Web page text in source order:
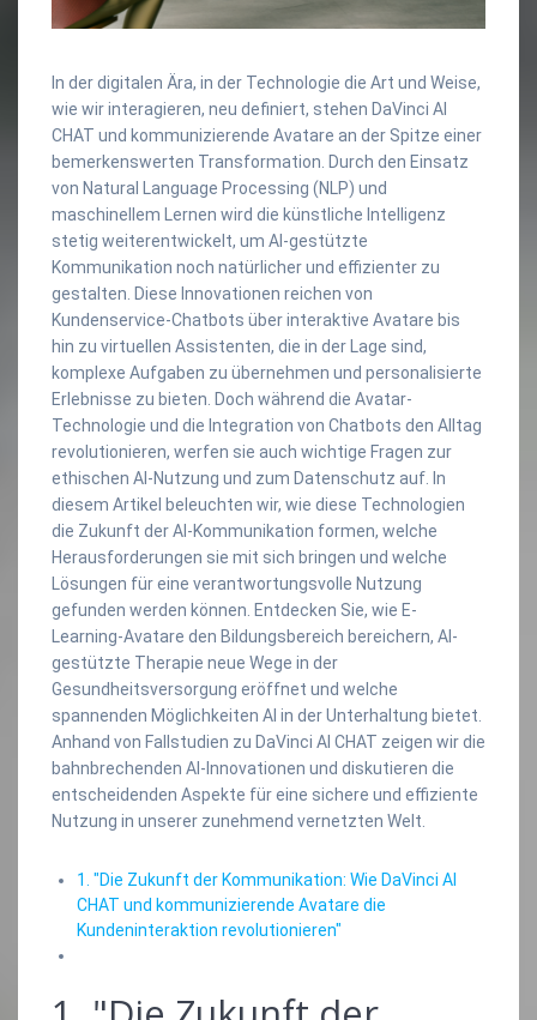
In der digitalen Ära, in der Technologie die Art und Weise,
wie wir interagieren, neu definiert, stehen DaVinci AI
CHAT und kommunizierende Avatare an der Spitze einer
bemerkenswerten Transformation. Durch den Einsatz
von Natural Language Processing (NLP) und
maschinellem Lernen wird die künstliche Intelligenz
stetig weiterentwickelt, um AI-gestützte
Kommunikation noch natürlicher und effizienter zu
gestalten. Diese Innovationen reichen von
Kundenservice-Chatbots über interaktive Avatare bis
hin zu virtuellen Assistenten, die in der Lage sind,
komplexe Aufgaben zu übernehmen und personalisierte
Erlebnisse zu bieten. Doch während die Avatar-
Technologie und die Integration von Chatbots den Alltag
revolutionieren, werfen sie auch wichtige Fragen zur
ethischen AI-Nutzung und zum Datenschutz auf. In
diesem Artikel beleuchten wir, wie diese Technologien
die Zukunft der AI-Kommunikation formen, welche
Herausforderungen sie mit sich bringen und welche
Lösungen für eine verantwortungsvolle Nutzung
gefunden werden können. Entdecken Sie, wie E-
Learning-Avatare den Bildungsbereich bereichern, AI-
gestützte Therapie neue Wege in der
Gesundheitsversorgung eröffnet und welche
spannenden Möglichkeiten AI in der Unterhaltung bietet.
Anhand von Fallstudien zu DaVinci AI CHAT zeigen wir die
bahnbrechenden AI-Innovationen und diskutieren die
entscheidenden Aspekte für eine sichere und effiziente
Nutzung in unserer zunehmend vernetzten Welt.
1. "Die Zukunft der Kommunikation: Wie DaVinci AI
CHAT und kommunizierende Avatare die
Kundeninteraktion revolutionieren"